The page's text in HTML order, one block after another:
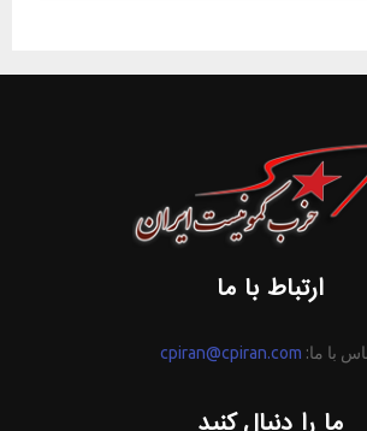
ارتباط با ما
با ما: cpiran@cpiran.com